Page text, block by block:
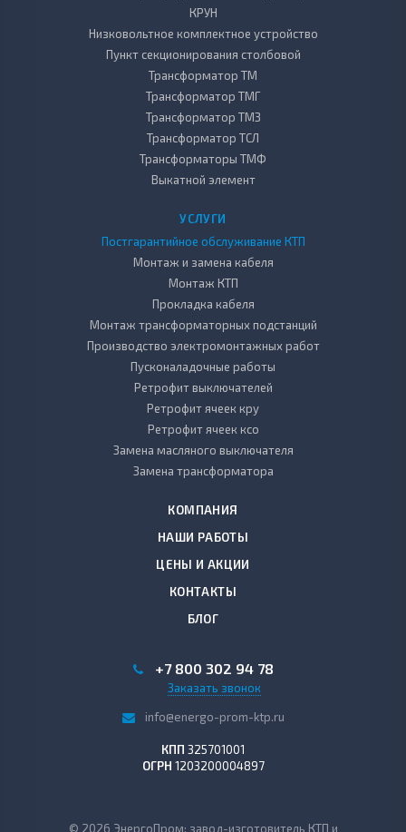
КРУН
Низковольтное комплектное устройство
Пункт секционирования столбовой
Трансформатор ТМ
Трансформатор ТМГ
Трансформатор ТМЗ
Трансформатор ТСЛ
Трансформаторы ТМФ
Выкатной элемент
УСЛУГИ
Постгарантийное обслуживание КТП
Монтаж и замена кабеля
Монтаж КТП
Прокладка кабеля
Монтаж трансформаторных подстанций
Производство электромонтажных работ
Пусконаладочные работы
Ретрофит выключателей
Ретрофит ячеек кру
Ретрофит ячеек ксо
Замена масляного выключателя
Замена трансформатора
КОМПАНИЯ
НАШИ РАБОТЫ
ЦЕНЫ И АКЦИИ
КОНТАКТЫ
БЛОГ
+7 800 302 94 78
Заказать звонок
info@energo-prom-ktp.ru
КПП 325701001
ОГРН 1203200004897
© 2026 ЭнергоПром: завод-изготовитель КТП и